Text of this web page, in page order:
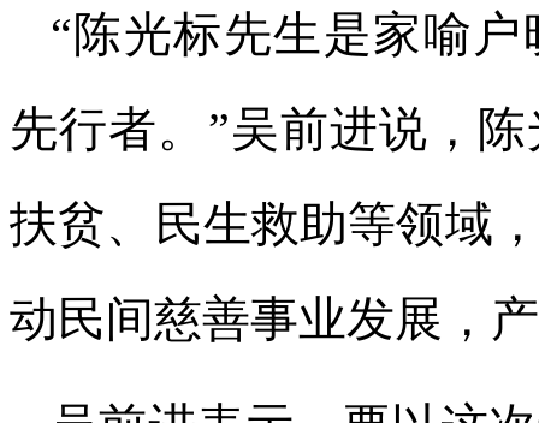
“陈光标先生是家喻
先行者。”吴前进说，
扶贫、民生救助等领域
动民间慈善事业发展，